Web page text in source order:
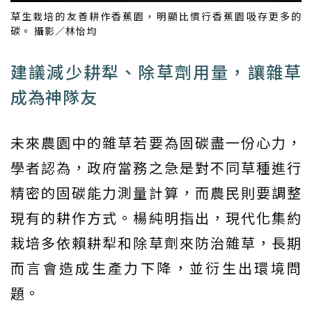
草生栽培的友善耕作香蕉園，明顯比慣行香蕉園吸存更多的
碳。 攝影／林怡均
建議減少耕犁、除草劑用量，讓雜草
成為神隊友
未來農園中的雜草若要為固碳盡一份心力，
學者認為，政府當務之急是對不同草種進行
精密的固碳能力測量計算，而農民則要調整
現有的耕作方式。楊純明指出，現代化集約
栽培多依賴耕犁和除草劑來防治雜草，長期
而言會造成生產力下降，並衍生出環境問
題。